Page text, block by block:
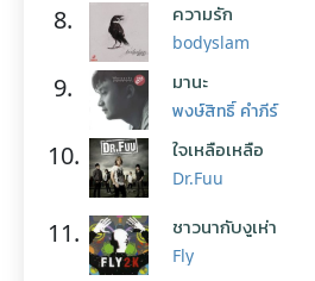
8. ความรัก
bodyslam
9. มานะ
พงษ์สิทธิ์ คำภีร์
10. ใจเหลือเหลือ
Dr.Fuu
11. ชาวนากับงูเห่า
Fly